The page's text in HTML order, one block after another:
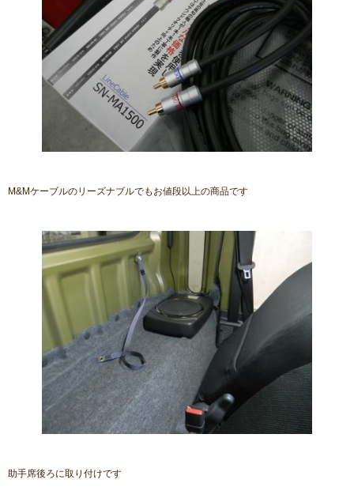
M&Mケーブルのリーズナブルでもお値段以上の商品です
助手席後ろに取り付けです